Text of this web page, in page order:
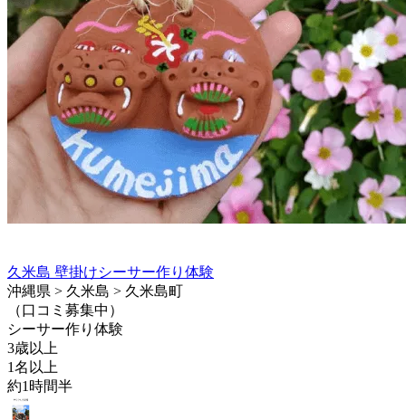
久米島 壁掛けシーサー作り体験
沖縄県 > 久米島 > 久米島町
（口コミ募集中）
シーサー作り体験
3歳以上
1名以上
約1時間半